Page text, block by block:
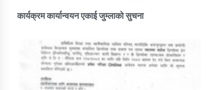
कार्यक्रम कार्यान्वयन एकाई जुम्लाको सुचना